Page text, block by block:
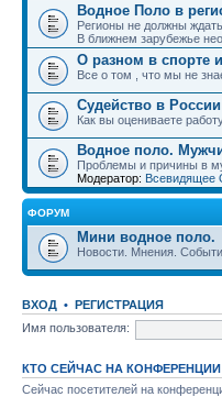
Водное Поло в
Регионы не должны
В ближнем зарубежье
О разном в спорте
Все о том , что мы не
Судейство в России
Как вы оцениваете
Водное поло.
Проблемы и причины в
Модератор: Всевидящее
ФОРУМ
Мини водное поло.
Новости. Мнения.
ВХОД • РЕГИСТРАЦИЯ
Имя пользователя:
КТО СЕЙЧАС НА КОНФЕРЕНЦИИ
Сейчас посетителей на